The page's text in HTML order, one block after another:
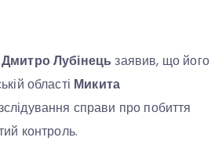
Дмитро Лубінець заявив, що його
області Микита
справи про побиття
контроль.